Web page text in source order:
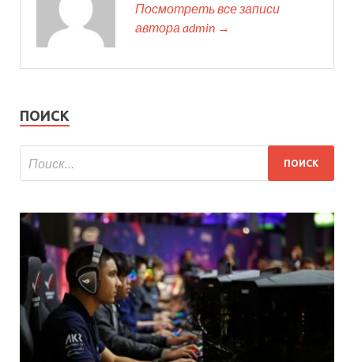
Посмотреть все записи
автора admin →
ПОИСК